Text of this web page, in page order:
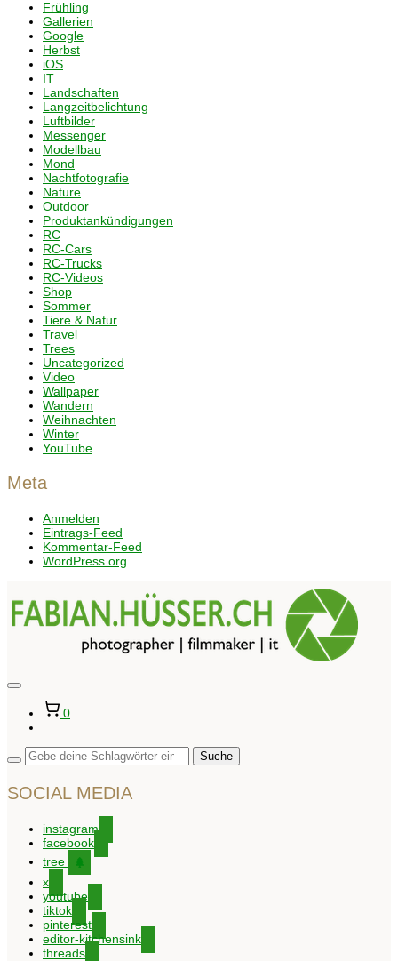
Frühling
Gallerien
Google
Herbst
iOS
IT
Landschaften
Langzeitbelichtung
Luftbilder
Messenger
Modellbau
Mond
Nachtfotografie
Nature
Outdoor
Produktankündigungen
RC
RC-Cars
RC-Trucks
RC-Videos
Shop
Sommer
Tiere & Natur
Travel
Trees
Uncategorized
Video
Wallpaper
Wandern
Weihnachten
Winter
YouTube
Meta
Anmelden
Eintrags-Feed
Kommentar-Feed
WordPress.org
Seitenleiste
Navigation
umschalten
0
SOCIAL MEDIA
instagram
facebook
tree
x
youtube
tiktok
pinterest
editor-kitchensink
threads